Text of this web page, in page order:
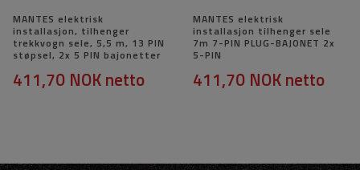
MANTES elektrisk
installasjon, tilhenger
trekkvogn sele, 5,5 m, 13 PIN
støpsel, 2x 5 PIN bajonetter
411,70 NOKnetto
MANTES elektrisk
installasjon tilhenger sele
7m 7-PIN PLUG-BAJONET 2x
5-PIN
411,70 NOKnetto